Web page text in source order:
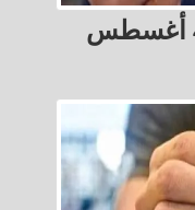
أسعار الدولار اليوم الثلاثاء 4 أغسطس